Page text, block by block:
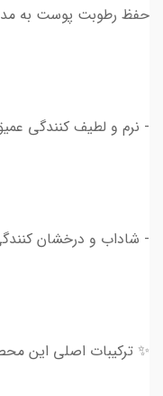
حفظ رطوبت پوست به
- نرم و لطیف کنندگی
- شاداب و درخشان
✨ ترکیبات اصلی این